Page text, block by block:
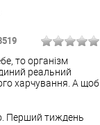
то організм
реальний
харчування. А щоб
Перший тиждень